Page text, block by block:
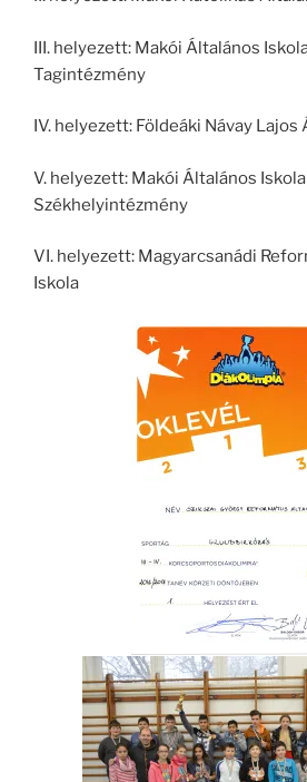
III. helyezett: Makói Általános
Tagintézmény
IV. helyezett: Földeáki Návay Lajos
V. helyezett: Makói Általános
Székhelyintézmény
VI. helyezett: Magyarcsanádi
Iskola